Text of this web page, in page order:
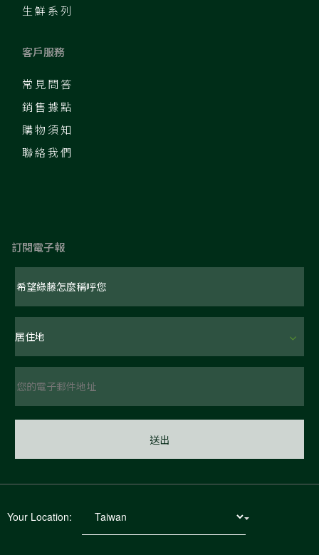
生鮮系列
客戶服務
常見問答
銷售據點
購物須知
聯絡我們
訂閱電子報
Your Location: